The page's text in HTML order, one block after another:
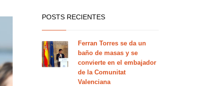
POSTS RECIENTES
Ferran Torres se da un
baño de masas y se
convierte en el embajador
de la Comunitat
Valenciana